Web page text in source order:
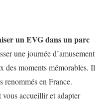
un EVG dans un parc
une journée d’amusement
des moments mémorables. Il
renommés en France.
accueillir et adapter